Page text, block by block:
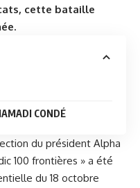
cette bataille
CONDÉ
du président Alpha
100 frontières » a été
du 18 octobre